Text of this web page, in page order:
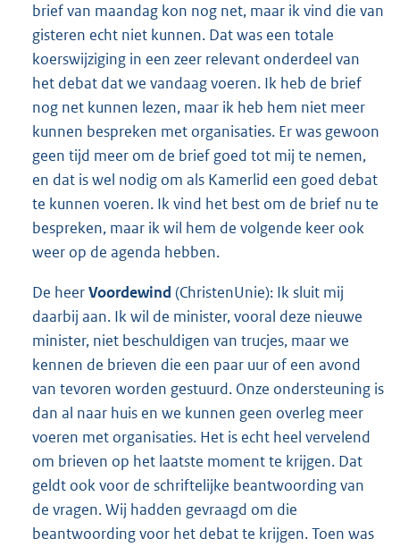
brief van maandag kon nog net, maar ik vind die van
gisteren echt niet kunnen. Dat was een totale
koerswijziging in een zeer relevant onderdeel van
het debat dat we vandaag voeren. Ik heb de brief
nog net kunnen lezen, maar ik heb hem niet meer
kunnen bespreken met organisaties. Er was gewoon
geen tijd meer om de brief goed tot mij te nemen,
en dat is wel nodig om als Kamerlid een goed debat
te kunnen voeren. Ik vind het best om de brief nu te
bespreken, maar ik wil hem de volgende keer ook
weer op de agenda hebben.
De heerVoordewind (ChristenUnie): Ik sluit mij
daarbij aan. Ik wil de minister, vooral deze nieuwe
minister, niet beschuldigen van trucjes, maar we
kennen de brieven die een paar uur of een avond
van tevoren worden gestuurd. Onze ondersteuning is
dan al naar huis en we kunnen geen overleg meer
voeren met organisaties. Het is echt heel vervelend
om brieven op het laatste moment te krijgen. Dat
geldt ook voor de schriftelijke beantwoording van
de vragen. Wij hadden gevraagd om die
beantwoording voor het debat te krijgen. Toen was